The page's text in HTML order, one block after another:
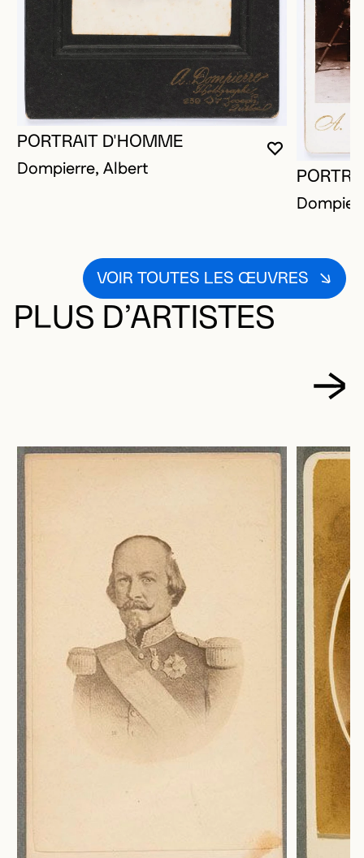
VOUS
FERMER
OUVRIR LA
PORTRAIT D'HOMME
Dompierre, Albert
VOIR TOUTES LES ŒUVRES
PLUS D’ARTISTES